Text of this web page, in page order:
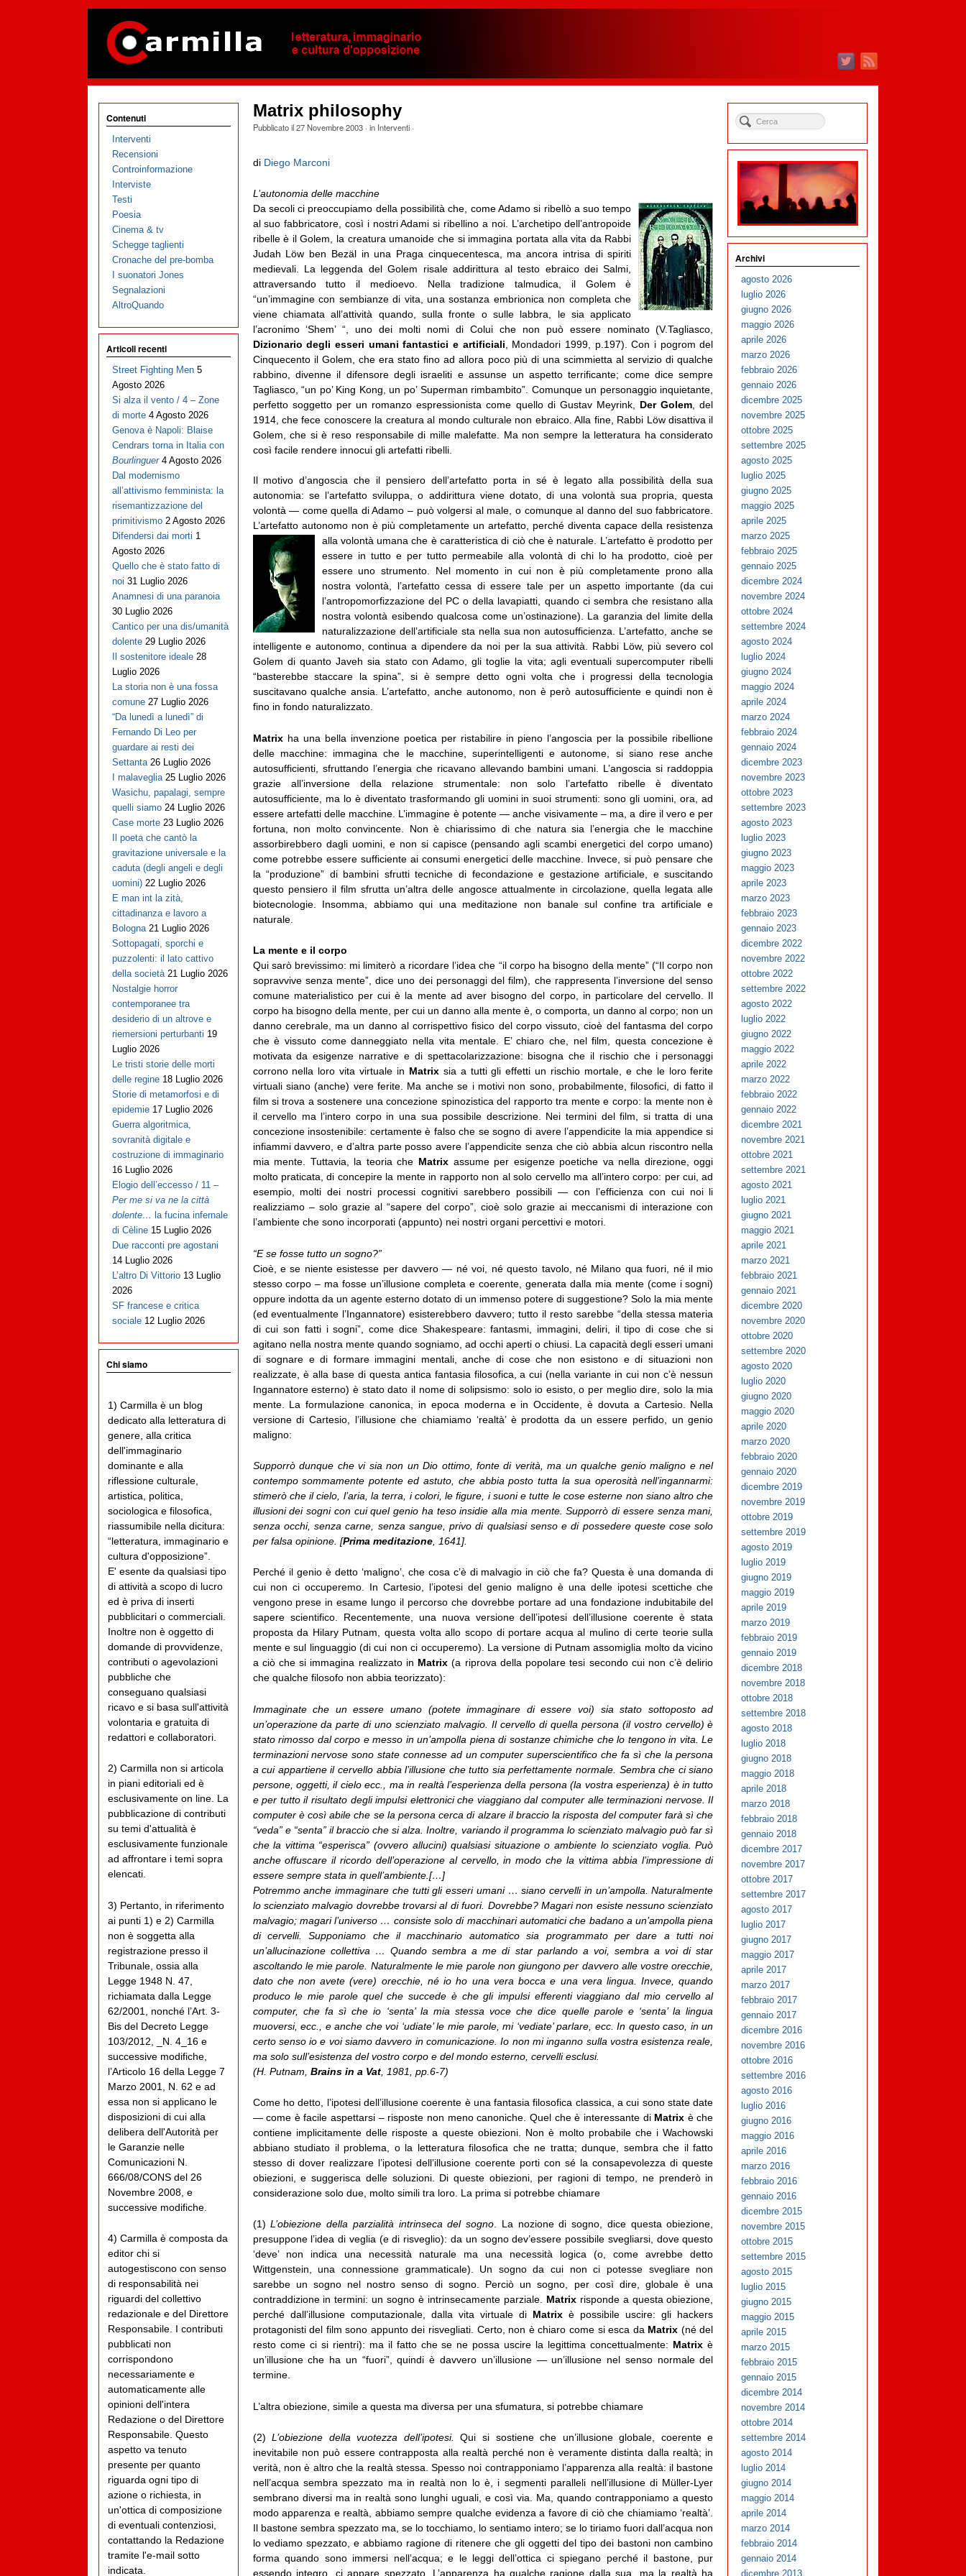
Matrix philosophy
Pubblicato il27 Novembre 2003· in Interventi·
di Diego Marconi
L’autonomia delle macchine
Da secoli ci preoccupiamo della possibilità che, come Adamo si ribellò a suo tempo
al suo fabbricatore, così i nostri Adami si ribellino a noi. L’archetipo dell’antropoide
ribelle è il Golem, la creatura umanoide che si immagina portata alla vita da Rabbi
Judah Löw ben Bezäl in una Praga cinquecentesca, ma ancora intrisa di spiriti
medievali. La leggenda del Golem risale addirittura al testo ebraico dei Salmi,
attraversando tutto il medioevo. Nella tradizione talmudica, il Golem è
“un’immagine con sembianze di vita, una sostanza embrionica non completa che
viene chiamata all’attività quando, sulla fronte o sulle labbra, le sia applicato
l’acronimo ‘Shem’ “, uno dei molti nomi di Colui che non può essere nominato (V.Tagliasco,
Dizionario degli esseri umani fantastici e artificiali, Mondadori 1999, p.197). Con i pogrom del
Cinquecento il Golem, che era stato fino ad allora poco più di una scimmietta al servizio di qualche
rabbino, divenne il difensore degli israeliti e assunse un aspetto terrificante; come dice sempre
Tagliasco, “un po’ King Kong, un po’ Superman rimbambito”. Comunque un personaggio inquietante,
perfetto soggetto per un romanzo espressionista come quello di Gustav Meyrink, Der Golem, del
1914, che fece conoscere la creatura al mondo culturale non ebraico. Alla fine, Rabbi Löw disattiva il
Golem, che si è reso responsabile di mille malefatte. Ma non sempre la letteratura ha considerato
così facile rendere innocui gli artefatti ribelli.
Il motivo d’angoscia che il pensiero dell’artefatto porta in sé è legato alla possibilità della sua
autonomia: se l’artefatto sviluppa, o addirittura viene dotato, di una volontà sua propria, questa
volontà — come quella di Adamo – può volgersi al male, o comunque al danno del suo fabbricatore.
L’artefatto autonomo non è più completamente un artefatto, perché diventa capace della resistenza
alla volontà umana che è caratteristica di ciò che è naturale. L’artefatto è prodotto per
essere in tutto e per tutto permeabile alla volontà di chi lo ha prodotto, cioè per
essere uno strumento. Nel momento in cui non è più completamente prono alla
nostra volontà, l’artefatto cessa di essere tale per un aspetto importante (da cui
l’antropomorfizzazione del PC o della lavapiatti, quando ci sembra che resistano alla
nostra volontà esibendo qualcosa come un’ostinazione). La garanzia del limite della
naturalizzazione dell’artificiale sta nella sua non autosufficienza. L’artefatto, anche se
intelligente e autonomo, continua a dipendere da noi per la sua attività. Rabbi Löw, più severo col
Golem di quanto Javeh sia stato con Adamo, gli toglie la vita; agli eventuali supercomputer ribelli
“basterebbe staccare la spina”, si è sempre detto ogni volta che i progressi della tecnologia
suscitavano qualche ansia. L’artefatto, anche autonomo, non è però autosufficiente e quindi non è
fino in fondo naturalizzato.
Matrix ha una bella invenzione poetica per ristabilire in pieno l’angoscia per la possibile ribellione
delle macchine: immagina che le macchine, superintelligenti e autonome, si siano rese anche
autosufficienti, sfruttando l’energia che ricavano allevando bambini umani. L’angoscia si raddoppia
grazie all’inversione della relazione strumentale: non solo l’artefatto ribelle è diventato
autosufficiente, ma lo è diventato trasformando gli uomini in suoi strumenti: sono gli uomini, ora, ad
essere artefatti delle macchine. L’immagine è potente — anche visivamente – ma, a dire il vero e per
fortuna, non molto convincente. Non è chiarissimo di che natura sia l’energia che le macchine
assorbirebbero dagli uomini, e non si capisce (pensando agli scambi energetici del corpo umano)
come potrebbe essere sufficiente ai consumi energetici delle macchine. Invece, si può pensare che
la “produzione” di bambini sfrutti tecniche di fecondazione e gestazione artificiale, e suscitando
questo pensiero il film sfrutta un’altra delle angosce attualmente in circolazione, quella legata alle
biotecnologie. Insomma, abbiamo qui una meditazione non banale sul confine tra artificiale e
naturale.
La mente e il corpo
Qui sarò brevissimo: mi limiterò a ricordare l’idea che “il corpo ha bisogno della mente” (“Il corpo non
sopravvive senza mente”, dice uno dei personaggi del film), che rappresenta l’inversione del senso
comune materialistico per cui è la mente ad aver bisogno del corpo, in particolare del cervello. Il
corpo ha bisogno della mente, per cui un danno alla mente è, o comporta, un danno al corpo; non un
danno cerebrale, ma un danno al corrispettivo fisico del corpo vissuto, cioè del fantasma del corpo
che è vissuto come danneggiato nella vita mentale. E’ chiaro che, nel film, questa concezione è
motivata da esigenze narrative e di spettacolarizzazione: bisogna che il rischio che i personaggi
corrono nella loro vita virtuale in Matrix sia a tutti gli effetti un rischio mortale, e che le loro ferite
virtuali siano (anche) vere ferite. Ma anche se i motivi non sono, probabilmente, filosofici, di fatto il
film si trova a sostenere una concezione spinozistica del rapporto tra mente e corpo: la mente non è
il cervello ma l’intero corpo in una sua possibile descrizione. Nei termini del film, si tratta di una
concezione insostenibile: certamente è falso che se sogno di avere l’appendicite la mia appendice si
infiammi davvero, e d’altra parte posso avere l’appendicite senza che ciò abbia alcun riscontro nella
mia mente. Tuttavia, la teoria che Matrix assume per esigenze poetiche va nella direzione, oggi
molto praticata, di concepire la mente in rapporto non al solo cervello ma all’intero corpo: per cui, ad
esempio, molti dei nostri processi cognitivi sarebbero possibili — con l’efficienza con cui noi li
realizziamo – solo grazie al “sapere del corpo”, cioè solo grazie ai meccanismi di interazione con
l’ambiente che sono incorporati (appunto) nei nostri organi percettivi e motori.
“E se fosse tutto un sogno?”
Cioè, e se niente esistesse per davvero — né voi, né questo tavolo, né Milano qua fuori, né il mio
stesso corpo – ma fosse un’illusione completa e coerente, generata dalla mia mente (come i sogni)
oppure indotta da un agente esterno dotato di un immenso potere di suggestione? Solo la mia mente
(ed eventualmente l’Ingannatore) esisterebbero davvero; tutto il resto sarebbe “della stessa materia
di cui son fatti i sogni”, come dice Shakespeare: fantasmi, immagini, deliri, il tipo di cose che si
agitano nella nostra mente quando sogniamo, ad occhi aperti o chiusi. La capacità degli esseri umani
di sognare e di formare immagini mentali, anche di cose che non esistono e di situazioni non
realizzate, è alla base di questa antica fantasia filosofica, a cui (nella variante in cui non c’è nessun
Ingannatore esterno) è stato dato il nome di solipsismo: solo io esisto, o per meglio dire, solo la mia
mente. La formulazione canonica, in epoca moderna e in Occidente, è dovuta a Cartesio. Nella
versione di Cartesio, l’illusione che chiamiamo ‘realtà’ è prodotta da un essere perfido, un genio
maligno:
Supporrò dunque che vi sia non un Dio ottimo, fonte di verità, ma un qualche genio maligno e nel
contempo sommamente potente ed astuto, che abbia posto tutta la sua operosità nell’ingannarmi:
stimerò che il cielo, l’aria, la terra, i colori, le figure, i suoni e tutte le cose esterne non siano altro che
illusioni dei sogni con cui quel genio ha teso insidie alla mia mente. Supporrò di essere senza mani,
senza occhi, senza carne, senza sangue, privo di qualsiasi senso e di possedere queste cose solo
per falsa opinione. [Prima meditazione, 1641].
Perché il genio è detto ‘maligno’, che cosa c’è di malvagio in ciò che fa? Questa è una domanda di
cui non ci occuperemo. In Cartesio, l’ipotesi del genio maligno è una delle ipotesi scettiche che
vengono prese in esame lungo il percorso che dovrebbe portare ad una fondazione indubitabile del
sapere scientifico. Recentemente, una nuova versione dell’ipotesi dell’illusione coerente è stata
proposta da Hilary Putnam, questa volta allo scopo di portare acqua al mulino di certe teorie sulla
mente e sul linguaggio (di cui non ci occuperemo). La versione di Putnam assomiglia molto da vicino
a ciò che si immagina realizzato in Matrix(a riprova della popolare tesi secondo cui non c’è delirio
che qualche filosofo non abbia teorizzato):
Immaginate che un essere umano (potete immaginare di essere voi) sia stato sottoposto ad
un’operazione da parte di uno scienziato malvagio. Il cervello di quella persona (il vostro cervello) è
stato rimosso dal corpo e messo in un’ampolla piena di sostanze chimiche che lo tengono in vita. Le
terminazioni nervose sono state connesse ad un computer superscientifico che fa sì che la persona
a cui appartiene il cervello abbia l’illusione che tutto sia perfettamente normale. Sembra che ci siano
persone, oggetti, il cielo ecc., ma in realtà l’esperienza della persona (la vostra esperienza) è in tutto
e per tutto il risultato degli impulsi elettronici che viaggiano dal computer alle terminazioni nervose. Il
computer è così abile che se la persona cerca di alzare il braccio la risposta del computer farà sì che
“veda” e “senta” il braccio che si alza. Inoltre, variando il programma lo scienziato malvagio può far sì
che la vittima “esperisca” (ovvero allucini) qualsiasi situazione o ambiente lo scienziato voglia. Può
anche offuscare il ricordo dell’operazione al cervello, in modo che la vittima abbia l’impressione di
essere sempre stata in quell’ambiente.[…]
Potremmo anche immaginare che tutti gli esseri umani … siano cervelli in un’ampolla. Naturalmente
lo scienziato malvagio dovrebbe trovarsi al di fuori. Dovrebbe? Magari non esiste nessuno scienziato
malvagio; magari l’universo … consiste solo di macchinari automatici che badano a un’ampolla piena
di cervelli. Supponiamo che il macchinario automatico sia programmato per dare a tutti noi
un’allucinazione collettiva … Quando sembra a me di star parlando a voi, sembra a voi di star
ascoltando le mie parole. Naturalmente le mie parole non giungono per davvero alle vostre orecchie,
dato che non avete (vere) orecchie, né io ho una vera bocca e una vera lingua. Invece, quando
produco le mie parole quel che succede è che gli impulsi efferenti viaggiano dal mio cervello al
computer, che fa sì che io ‘senta’ la mia stessa voce che dice quelle parole e ‘senta’ la lingua
muoversi, ecc., e anche che voi ‘udiate’ le mie parole, mi ‘vediate’ parlare, ecc. In questo caso, in un
certo senso io e voi siamo davvero in comunicazione. Io non mi inganno sulla vostra esistenza reale,
ma solo sull’esistenza del vostro corpo e del mondo esterno, cervelli esclusi.
(H. Putnam, Brains in a Vat, 1981, pp.6-7)
Come ho detto, l’ipotesi dell’illusione coerente è una fantasia filosofica classica, a cui sono state date
— come è facile aspettarsi – risposte non meno canoniche. Quel che è interessante di Matrix è che
contiene implicitamente delle risposte a queste obiezioni. Non è molto probabile che i Wachowski
abbiano studiato il problema, o la letteratura filosofica che ne tratta; dunque, sembra che il fatto
stesso di dover realizzare l’ipotesi dell’illusione coerente porti con sé la consapevolezza di queste
obiezioni, e suggerisca delle soluzioni. Di queste obiezioni, per ragioni di tempo, ne prenderò in
considerazione solo due, molto simili tra loro. La prima si potrebbe chiamare
(1)L’obiezione della parzialità intrinseca del sogno. La nozione di sogno, dice questa obiezione,
presuppone l’idea di veglia (e di risveglio): da un sogno dev’essere possibile svegliarsi, dove questo
‘deve’ non indica una necessità naturale ma una necessità logica (o, come avrebbe detto
Wittgenstein, una connessione grammaticale). Un sogno da cui non ci potesse svegliare non
sarebbe un sogno nel nostro senso di sogno. Perciò un sogno, per così dire, globale è una
contraddizione in termini: un sogno è intrinsecamente parziale. Matrix risponde a questa obiezione,
perché dall’illusione computazionale, dalla vita virtuale di Matrixè possibile uscire: gli hackers
protagonisti del film sono appunto dei risvegliati. Certo, non è chiaro come si esca da Matrix (né del
resto come ci si rientri): ma il fatto che se ne possa uscire la legittima concettualmente: Matrixè
un’illusione che ha un “fuori”, quindi è davvero un’illusione — un’illusione nel senso normale del
termine.
L’altra obiezione, simile a questa ma diversa per una sfumatura, si potrebbe chiamare
(2)L’obiezione della vuotezza dell’ipotesi.Qui si sostiene che un’illusione globale, coerente e
inevitabile non può essere contrapposta alla realtà perché non è veramente distinta dalla realtà; in
verità, non è altro che la realtà stessa. Spesso noi contrapponiamo l’apparenza alla realtà: il bastone
nell’acqua sembra spezzato ma in realtà non lo è, i segmenti paralleli nell’illusione di Müller-Lyer
sembrano diversi ma in realtà sono lunghi uguali, e così via. Ma, quando contrapponiamo a questo
modo apparenza e realtà, abbiamo sempre qualche evidenza a favore di ciò che chiamiamo ‘realtà’.
Il bastone sembra spezzato ma, se lo tocchiamo, lo sentiamo intero; se lo tiriamo fuori dall’acqua non
lo vediamo spezzato, e abbiamo ragione di ritenere che gli oggetti del tipo dei bastoni non cambino
forma quando sono immersi nell’acqua; e le leggi dell’ottica ci spiegano perché il bastone, pur
essendo integro, ci appare spezzato. L’apparenza ha qualche ragione dalla sua, ma la realtà ha
Contenuti
Interventi
Recensioni
Controinformazione
Interviste
Testi
Poesia
Cinema & tv
Schegge taglienti
Cronache del pre-bomba
I suonatori Jones
Segnalazioni
AltroQuando
Articoli recenti
Street Fighting Men 5
Agosto 2026
Si alza il vento / 4 – Zone
di morte 4 Agosto 2026
Genova è Napoli: Blaise
Cendrars torna in Italia con
Bourlinguer 4 Agosto 2026
Dal modernismo
all’attivismo femminista: la
risemantizzazione del
primitivismo 2 Agosto 2026
Difendersi dai morti 1
Agosto 2026
Quello che è stato fatto di
noi 31 Luglio 2026
Anamnesi di una paranoia
30 Luglio 2026
Cantico per una dis/umanità
dolente 29 Luglio 2026
Il sostenitore ideale 28
Luglio 2026
La storia non è una fossa
comune 27 Luglio 2026
“Da lunedì a lunedì” di
Fernando Di Leo per
guardare ai resti dei
Settanta 26 Luglio 2026
I malaveglia 25 Luglio 2026
Wasichu, papalagi, sempre
quelli siamo 24 Luglio 2026
Case morte 23 Luglio 2026
Il poeta che cantò la
gravitazione universale e la
caduta (degli angeli e degli
uomini) 22 Luglio 2026
E man int la zità,
cittadinanza e lavoro a
Bologna 21 Luglio 2026
Sottopagati, sporchi e
puzzolenti: il lato cattivo
della società 21 Luglio 2026
Nostalgie horror
contemporanee tra
desiderio di un altrove e
riemersioni perturbanti 19
Luglio 2026
Le tristi storie delle morti
delle regine 18 Luglio 2026
Storie di metamorfosi e di
epidemie 17 Luglio 2026
Guerra algoritmica,
sovranità digitale e
costruzione di immaginario
16 Luglio 2026
Elogio dell’eccesso / 11 –
Per me si va ne la città
dolente… la fucina infernale
di Cèline 15 Luglio 2026
Due racconti pre agostani
14 Luglio 2026
L’altro Di Vittorio 13 Luglio
2026
SF francese e critica
sociale 12 Luglio 2026
Chi siamo
1) Carmilla è un blog
dedicato alla letteratura di
genere, alla critica
dell'immaginario
dominante e alla
riflessione culturale,
artistica, politica,
sociologica e filosofica,
riassumibile nella dicitura:
“letteratura, immaginario e
cultura d'opposizione”.
E' esente da qualsiasi tipo
di attività a scopo di lucro
ed è priva di inserti
pubblicitari o commerciali.
Inoltre non è oggetto di
domande di provvidenze,
contributi o agevolazioni
pubbliche che
conseguano qualsiasi
ricavo e si basa sull'attività
volontaria e gratuita di
redattori e collaboratori.
2) Carmilla non si articola
in piani editoriali ed è
esclusivamente on line. La
pubblicazione di contributi
su temi d'attualità è
esclusivamente funzionale
ad affrontare i temi sopra
elencati.
3) Pertanto, in riferimento
ai punti 1) e 2) Carmilla
non è soggetta alla
registrazione presso il
Tribunale, ossia alla
Legge 1948 N. 47,
richiamata dalla Legge
62/2001, nonché l’Art. 3-
Bis del Decreto Legge
103/2012, _N. 4_16 e
successive modifiche,
l’Articolo 16 della Legge 7
Marzo 2001, N. 62 e ad
essa non si applicano le
disposizioni di cui alla
delibera dell'Autorità per
le Garanzie nelle
Comunicazioni N.
666/08/CONS del 26
Novembre 2008, e
successive modifiche.
4) Carmilla è composta da
editor chi si
autogestiscono con senso
di responsabilità nei
riguardi del collettivo
redazionale e del Direttore
Responsabile. I contributi
pubblicati non
corrispondono
necessariamente e
automaticamente alle
opinioni dell'intera
Redazione o del Direttore
Responsabile. Questo
aspetto va tenuto
presente per quanto
riguarda ogni tipo di
azione o richiesta, in
un'ottica di composizione
di eventuali contenziosi,
contattando la Redazione
tramite l'e-mail sotto
indicata.
Archivi
agosto 2026
luglio 2026
giugno 2026
maggio 2026
aprile 2026
marzo 2026
febbraio 2026
gennaio 2026
dicembre 2025
novembre 2025
ottobre 2025
settembre 2025
agosto 2025
luglio 2025
giugno 2025
maggio 2025
aprile 2025
marzo 2025
febbraio 2025
gennaio 2025
dicembre 2024
novembre 2024
ottobre 2024
settembre 2024
agosto 2024
luglio 2024
giugno 2024
maggio 2024
aprile 2024
marzo 2024
febbraio 2024
gennaio 2024
dicembre 2023
novembre 2023
ottobre 2023
settembre 2023
agosto 2023
luglio 2023
giugno 2023
maggio 2023
aprile 2023
marzo 2023
febbraio 2023
gennaio 2023
dicembre 2022
novembre 2022
ottobre 2022
settembre 2022
agosto 2022
luglio 2022
giugno 2022
maggio 2022
aprile 2022
marzo 2022
febbraio 2022
gennaio 2022
dicembre 2021
novembre 2021
ottobre 2021
settembre 2021
agosto 2021
luglio 2021
giugno 2021
maggio 2021
aprile 2021
marzo 2021
febbraio 2021
gennaio 2021
dicembre 2020
novembre 2020
ottobre 2020
settembre 2020
agosto 2020
luglio 2020
giugno 2020
maggio 2020
aprile 2020
marzo 2020
febbraio 2020
gennaio 2020
dicembre 2019
novembre 2019
ottobre 2019
settembre 2019
agosto 2019
luglio 2019
giugno 2019
maggio 2019
aprile 2019
marzo 2019
febbraio 2019
gennaio 2019
dicembre 2018
novembre 2018
ottobre 2018
settembre 2018
agosto 2018
luglio 2018
giugno 2018
maggio 2018
aprile 2018
marzo 2018
febbraio 2018
gennaio 2018
dicembre 2017
novembre 2017
ottobre 2017
settembre 2017
agosto 2017
luglio 2017
giugno 2017
maggio 2017
aprile 2017
marzo 2017
febbraio 2017
gennaio 2017
dicembre 2016
novembre 2016
ottobre 2016
settembre 2016
agosto 2016
luglio 2016
giugno 2016
maggio 2016
aprile 2016
marzo 2016
febbraio 2016
gennaio 2016
dicembre 2015
novembre 2015
ottobre 2015
settembre 2015
agosto 2015
luglio 2015
giugno 2015
maggio 2015
aprile 2015
marzo 2015
febbraio 2015
gennaio 2015
dicembre 2014
novembre 2014
ottobre 2014
settembre 2014
agosto 2014
luglio 2014
giugno 2014
maggio 2014
aprile 2014
marzo 2014
febbraio 2014
gennaio 2014
dicembre 2013